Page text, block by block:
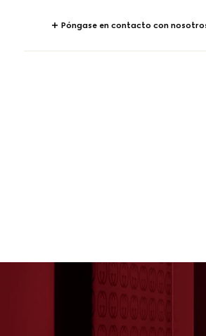
Póngase en contacto con